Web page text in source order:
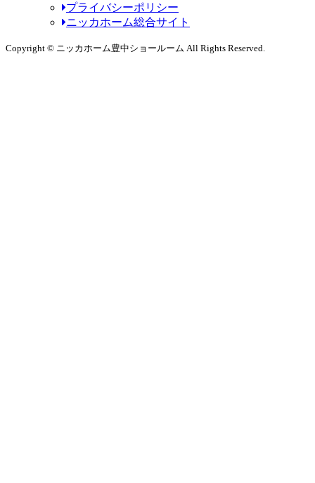
プライバシーポリシー
ニッカホーム総合サイト
Copyright © ニッカホーム豊中ショールーム All Rights Reserved.